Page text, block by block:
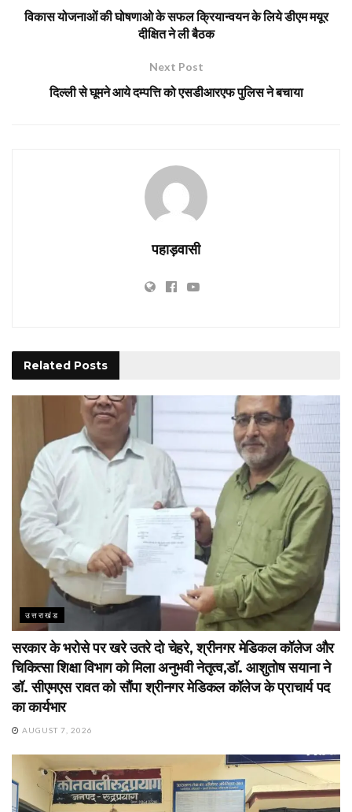
विकास योजनाओं की घोषणाओ के सफल क्रियान्वयन के लिये डीएम मयूर
दीक्षित ने ली बैठक
Next Post
दिल्ली से घूमने आये दम्पत्ति को एसडीआरएफ पुलिस ने बचाया
पहाड़वासी
Related Posts
उत्तराखंड
सरकार के भरोसे पर खरे उतरे दो चेहरे, श्रीनगर मेडिकल कॉलेज और
चिकित्सा शिक्षा विभाग को मिला अनुभवी नेतृत्व,डॉ. आशुतोष सयाना ने
डॉ. सीएमएस रावत को सौंपा श्रीनगर मेडिकल कॉलेज के प्राचार्य पद
का कार्यभार
AUGUST 7, 2026